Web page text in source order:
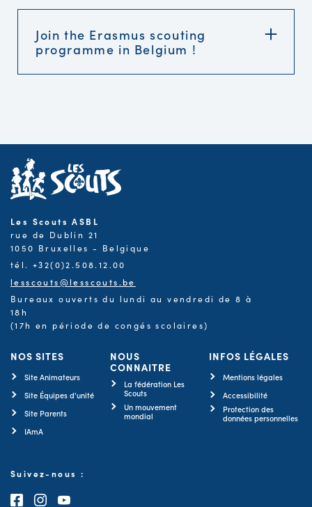
Join the Erasmus scouting
programme in Belgium !
Les Scouts ASBL
rue de Dublin 21
1050 Bruxelles - Belgique
tél. +32(0)2.508.12.00
lesscouts@lesscouts.be
Bureaux ouverts du lundi au vendredi de 8 à
18h
(17h en période de congés scolaires)
NOS SITES
Site Animateurs
Site Équipes d'unité
Site Parents
IAmA
NOUS
CONNAITRE
La fédération Les
Scouts
Un mouvement
mondial
INFOS LÉGALES
Mentions légales
Accessibilité
Protection des
données personnelles
Suivez-nous :
Consultez notre page Facebook
Consultez notre page Instagram
Consultez notre chaîne Youtube